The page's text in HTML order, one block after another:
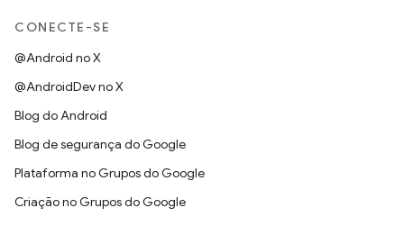
CONECTE-SE
@Android no X
@AndroidDev no X
Blog do Android
Blog de segurança do Google
Plataforma no Grupos do Google
Criação no Grupos do Google